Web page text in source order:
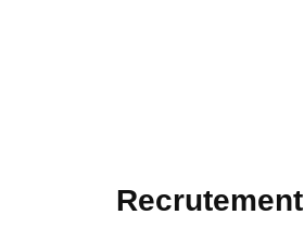
Recrutement